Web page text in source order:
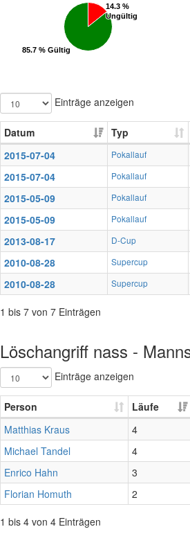
14.3 %
Ungültig
14.3 %
Ungültig
85.7 % Gültig
85.7 % Gültig
Einträge anzeigen
Datum Typ
2015-07-04
Pokallauf
2015-07-04
Pokallauf
2015-05-09
Pokallauf
2015-05-09
Pokallauf
2013-08-17
D-Cup
2010-08-28
Supercup
2010-08-28
Supercup
1 bis 7 von 7 Einträgen
Löschangriff nass -
Einträge anzeigen
Person Läufe
Matthias Kraus
4
Michael Tandel 4
Enrico Hahn 3
Florian Homuth 2
1 bis 4 von 4 Einträgen